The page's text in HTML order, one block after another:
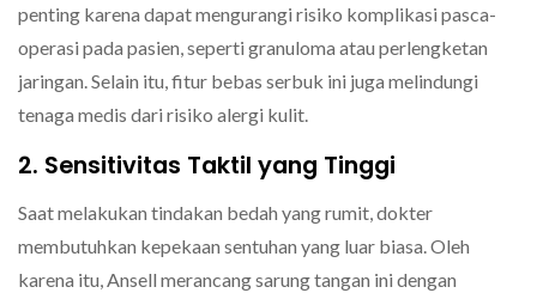
penting karena dapat mengurangi risiko komplikasi pasca-
operasi pada pasien, seperti granuloma atau perlengketan
jaringan. Selain itu, fitur bebas serbuk ini juga melindungi
tenaga medis dari risiko alergi kulit.
2. Sensitivitas Taktil yang Tinggi
Saat melakukan tindakan bedah yang rumit, dokter
membutuhkan kepekaan sentuhan yang luar biasa. Oleh
karena itu, Ansell merancang sarung tangan ini dengan